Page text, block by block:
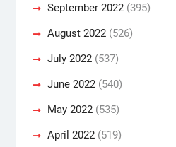
September 2022(395)
August 2022(526)
July 2022(537)
June 2022(540)
May 2022(535)
April 2022(519)